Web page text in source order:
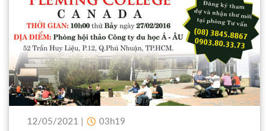
12/05/2021 | 03h19